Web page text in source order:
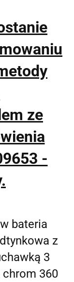
ze
-
bateria
z
3
chrom 360